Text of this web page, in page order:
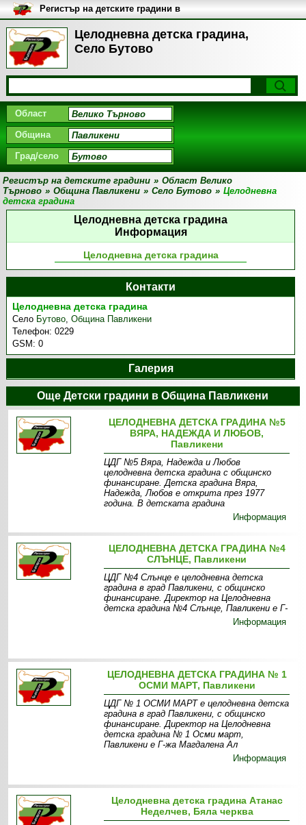
Целодневна детска градина,
Село Бутово
Регистър на детските градини в
България
Област
Община
Град/село
Регистър на детските градини » Област Велико
Търново » Община Павликени » Село Бутово » Целодневна
детска градина
Целодневна детска градина
Информация
Целодневна детска градина
Контакти
Целодневна детска градина
Село Бутово,Община Павликени
Телефон:0229
GSM:0
Галерия
Още Детски градини в Община Павликени
ЦЕЛОДНЕВНА ДЕТСКА ГРАДИНА №5
ВЯРА, НАДЕЖДА И ЛЮБОВ,
Павликени
ЦДГ №5 Вяра, Надежда и Любов
целодневна детска градина с общинско
финансиране. Детска градина Вяра,
Надежда, Любов е открита през 1977
година. В детската градина
Информация
ЦЕЛОДНЕВНА ДЕТСКА ГРАДИНА №4
СЛЪНЦЕ, Павликени
ЦДГ №4 Слънце e целодневна детска
градина в град Павликени, с общинско
финансиране. Директор на Целодневна
детска градина №4 Слънце, Павликени е Г-
Информация
ЦЕЛОДНЕВНА ДЕТСКА ГРАДИНА № 1
ОСМИ МАРТ, Павликени
ЦДГ № 1 ОСМИ МАРТ e целодневна детска
градина в град Павликени, с общинско
финансиране. Директор на Целодневна
детска градина № 1 Осми март,
Павликени е Г-жа Магдалена Ал
Информация
Целодневна детска градина Атанас
Неделчев, Бяла черква